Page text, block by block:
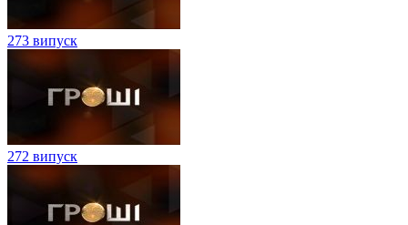
273 випуск
272 випуск